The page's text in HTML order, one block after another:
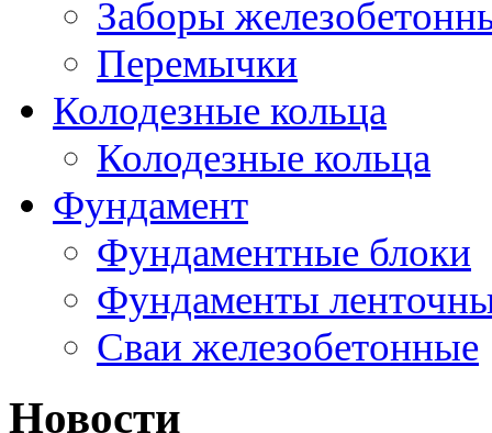
Заборы
Перемычки
Колодезные кольца
Колодезные кольца
Фундамент
Фундаментные блоки
Фундаменты
Сваи железобетонные
Новости